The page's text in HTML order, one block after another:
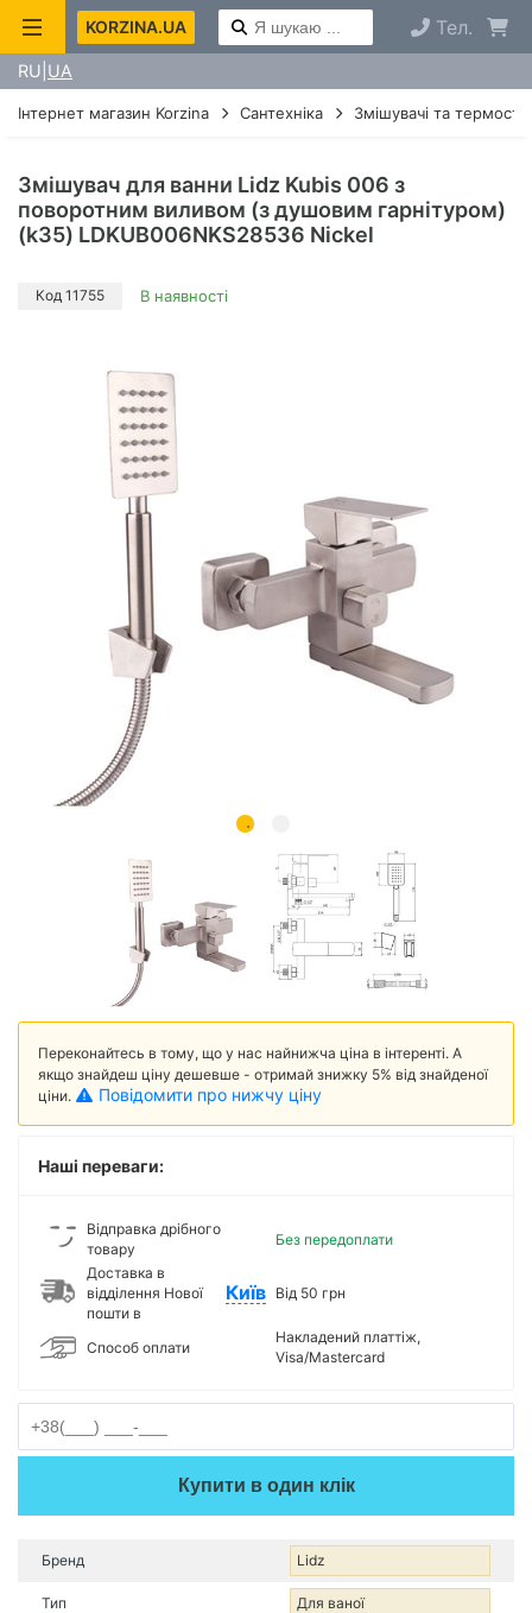
KORZINA.UA Тел.
RU UA
Інтернет магазин Korzina Сантехніка Змішувачі та
Змішувач для ванни Lidz Kubis 006 з
поворотним виливом (з душовим гарнітуром)
(k35) LDKUB006NKS28536 Nickel
Код 11755 В наявності
Переконайтесь в тому, що у нас найнижча ціна в інтеренті. А
якщо знайдеш ціну дешевше - отримай знижку 5% від знайденої
ціни.
Повідомити про нижчу ціну
Наші переваги:
Відправка дрібного
товару
Без передоплати
Доставка в
відділення Нової
пошти в
Київ Від 50 грн
Способ оплати
Накладений платтіж,
Visa/Mastercard
Купити в один клік
Бренд Lidz
Тип Для ваної